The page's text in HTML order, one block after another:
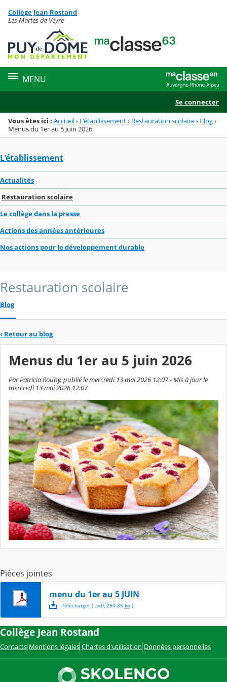
Menu de la rubrique
Contenu
Collège Jean Rostand
Les Martes de Veyre
MENU
Se connecter
Vous êtes ici : Accueil› L'établissement› Restauration scolaire› Blog›
Menus du 1er au 5 juin 2026
L'établissement
Actualités
Restauration scolaire
Le collège dans la presse
Actions des années antérieures
Nos actions pour le développement durable
Restauration scolaire
Blog
‹ Retour au blog
Menus du 1er au 5 juin 2026
Par Patricia Rouby, publié le mercredi 13 mai 2026 12:07 - Mis à jour le
mercredi 13 mai 2026 12:07
Pièces jointes
menu du 1er au 5 JUIN
Télécharger( .pdf, 290.86 ko)
Collège Jean Rostand
Contacts Mentions légales Chartes d'utilisation Données personnelles